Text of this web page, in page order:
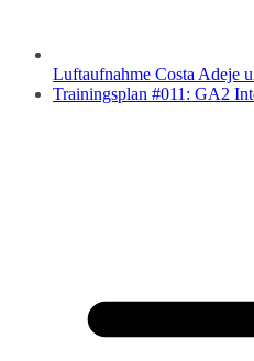
Luftaufnahme Costa Adeje
Trainingsplan #011: GA2